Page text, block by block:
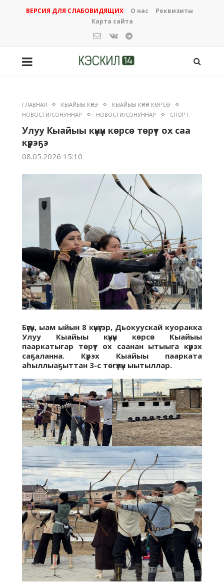
ВЕРСИЯ ДЛЯ СЛАБОВИДЯЩИХ О нас
Реквизиты
Карта сайта
ГЛАВНАЯ КЫАЙЫЫ КҮНЭ
КЫАЙЫЫ КҮНҮН КӨРСӨ
НОВОСТИ/СОНУННАР
НОВОСТИ/СОНУННАР СПОРТ
Улуу Кыайыы күнүн көрсө төрүт ох саа
күрэҕэ
08.05.2026 15:10
Бүгүн, ыам ыйын 8 күнүгэр, Дьокуускай куоракка
Улуу Кыайыы күнүн көрсө Кыайыы
пааркатыгар төрүт ох саанан ытыыга күрэх
саҕаланна. Күрэх Кыайыы паарката
аһыллыаҕыттан 3-с төгүлүн ыытыллар.